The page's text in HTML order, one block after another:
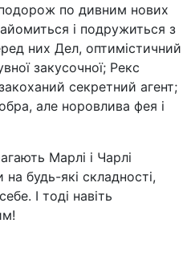
по дивним нових
і подружиться з
них Дел, оптимістичний
закусочної; Рекс
секретний агент;
але норовлива фея і
Марлі і Чарлі
будь-які складності,
І тоді навіть